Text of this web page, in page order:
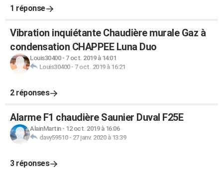
1 réponse
Vibration inquiétante Chaudière murale Gaz à
condensation CHAPPEE Luna Duo
Louis30400- 7 oct. 2019 à 14:01
Louis30400- 7 oct. 2019 à 16:21
2 réponses
Alarme F1 chaudière Saunier Duval F25E
AlainMartin- 12 oct. 2019 à 16:06
davy59510- 27 janv. 2020 à 13:39
3 réponses